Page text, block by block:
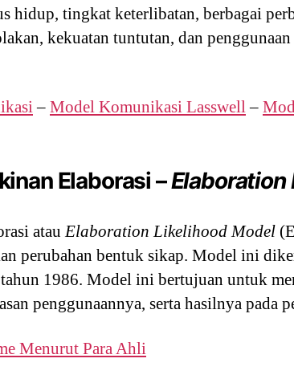
hidup, tingkat keterlibatan, berbagai
kekuatan tuntutan, dan
– Model Komunikasi Lasswell–
Elaborasi –Elaboration
atauElaboration Likelihood Model
perubahan bentuk sikap. Model ini
1986. Model ini bertujuan untuk
penggunaannya, serta hasilnya pada
Menurut Para Ahli